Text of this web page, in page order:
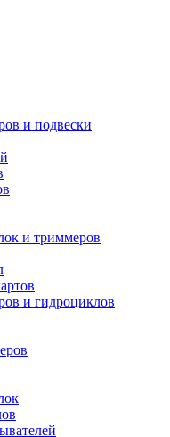
и подвески
и триммеров
и гидроциклов